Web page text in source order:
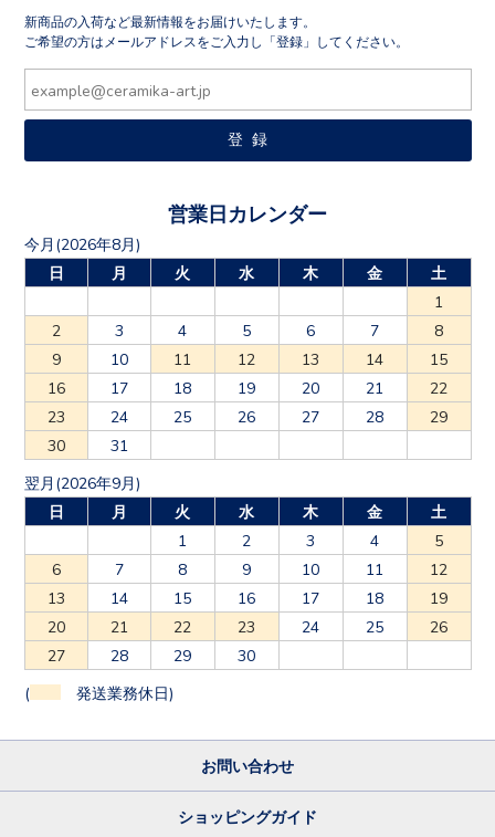
新商品の入荷など最新情報をお届けいたします。
ご希望の方はメールアドレスをご入力し「登録」してください。
営業日カレンダー
今月(2026年8月)
日
月 火 水 木 金
土
1
2
3 4 5 6 7
8
9
10 11 12 13 14
15
16
17 18 19 20 21
22
23
24 25 26 27 28
29
30
31
翌月(2026年9月)
日
月 火 水 木 金
土
1
2 3 4
5
6
7 8 9 10 11
12
13
14 15 16 17 18
19
20
21 22 23 24 25
26
27
28 29 30
( 発送業務休日)
お問い合わせ
ショッピングガイド